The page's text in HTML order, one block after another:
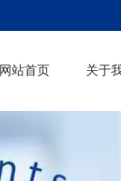
网站首页 关于